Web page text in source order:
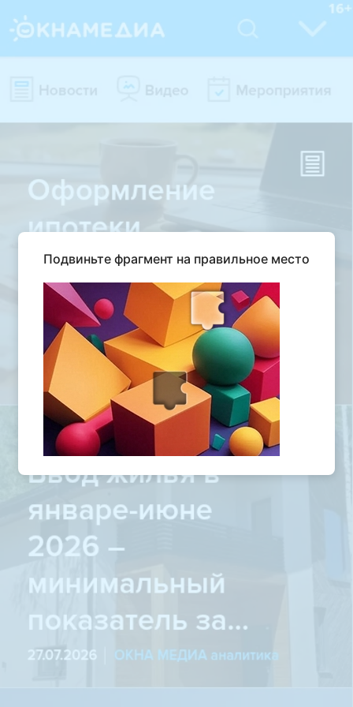
Подвиньте фрагмент на правильное место